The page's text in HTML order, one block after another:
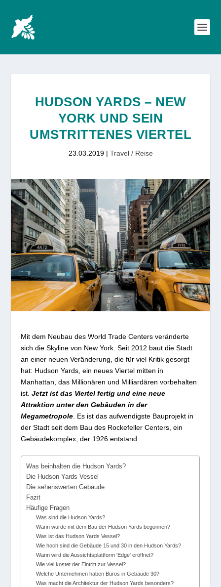
HUDSON YARDS – NEW
YORK UND SEIN
UMSTRITTENES VIERTEL
23.03.2019| Travel / Reise
Mit dem Neubau des World Trade Centers veränderte
sich die Skyline von New York. Seit 2012 baut die Stadt
an einer neuen Veränderung, die für viel Kritik gesorgt
hat: Hudson Yards, ein neues Viertel mitten in
Manhattan, das Millionären und Milliardären vorbehalten
ist.Jetzt ist das Viertel fertig und eine neue
Attraktion unter den Gebäuden in der
Megametropole . Es ist das aufwendigste Bauprojekt in
der Stadt seit dem Bau des Rockefeller Centers, ein
Gebäudekomplex, der 1926 entstand.
Was beinhalten die Hudson Yards?
Die Hudson Yards Vessel
Die sehenswerten Gebäude
Fazit
Häufige Fragen
Was sind die Hudson Yards?
Wann wurde mit dem Bau der Hudson Yards begonnen?
Was ist das Hudson Yards Vessel?
Wie hoch sind die Gebäude 15 und 30 in den Hudson Yards?
Wann wird die Aussichtsplattform 'Edge' eröffnet?
Wie viel kostet der Eintritt zur Vessel?
Welche Unternehmen haben Büros in Gebäude 30?
Was macht die Architektur der Hudson Yards besonders?